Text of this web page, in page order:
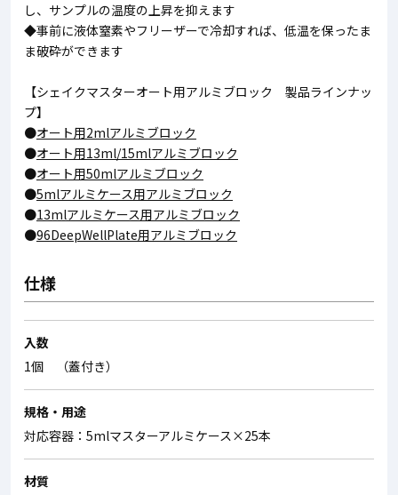
し、サンプルの温度の上昇を抑えます
◆事前に液体窒素やフリーザーで冷却すれば、低温を保ったま
ま破砕ができます
【シェイクマスターオート用アルミブロック 製品ラインナッ
プ】
●オート用2mlアルミブロック
●オート用13ml/15mlアルミブロック
●オート用50mlアルミブロック
●5mlアルミケース用アルミブロック
●13mlアルミケース用アルミブロック
●96DeepWellPlate用アルミブロック
仕様
入数
1個 （蓋付き）
規格・用途
対応容器：5mlマスターアルミケース×25本
材質